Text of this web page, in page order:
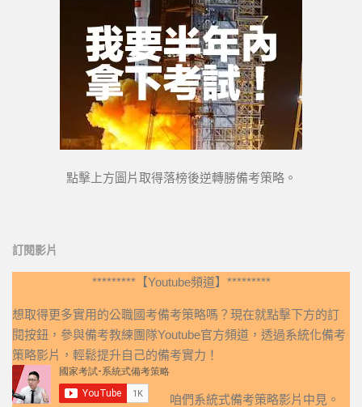
點擊上方圖片取得落榜後逆轉勝備考策略。
訂閱影片
*********【Youtube頻道】*********
想取得更多實用的公職國考備考策略嗎？現在就點擊下方的訂
閱按鈕，參與備考教練團隊Youtube官方頻道，透過系統化備考
策略影片，輕鬆提升自己的備考實力！
咱們系統式備考策略影片中見。